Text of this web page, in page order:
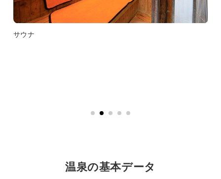
サウナ
温泉の基本データ